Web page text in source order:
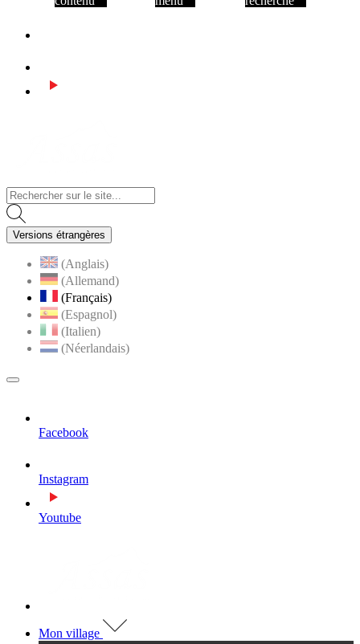
Versions étrangères
(Anglais)
(Allemand)
(Français)
(Espagnol)
(Italien)
(Néerlandais)
MENU
Facebook
Instagram
Youtube
Mon village